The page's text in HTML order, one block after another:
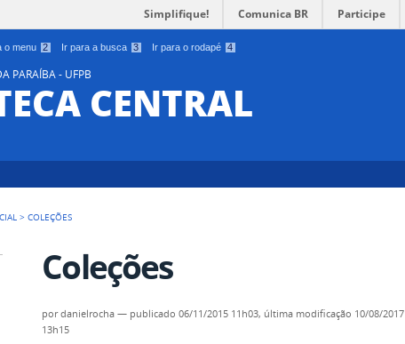
o menu 2 Ir para a busca 3 Ir para o rodapé 4
Simplifique! Comunica BR Participe
PARAÍBA - UFPB
CENTRAL
>COLEÇÕES
Coleções
pordanielrocha — publicado 06/11/2015 11h03, última modificação 10/08/2017
13h15